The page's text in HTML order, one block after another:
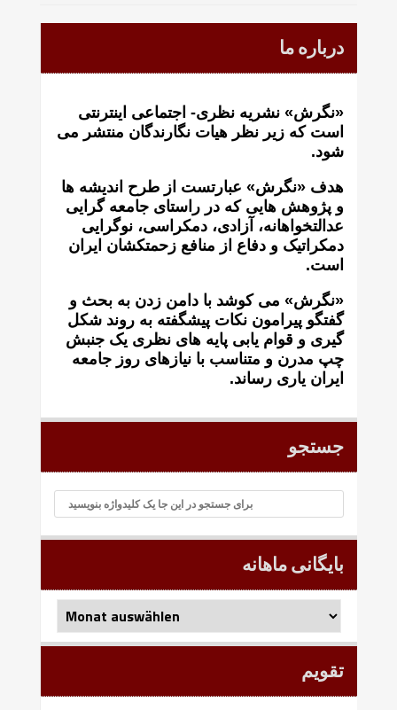
درباره ما
«نگرش» نشریه نظری- اجتماعی اینترنتی
است که زير نظر هيات نگارندگان منتشر می
شود.
هدف «نگرش» عبارتست از طرح انديشه ها
و پژوهش هايی که در راستای جامعه گرايی
عدالتخواهانه، آزادی، دمکراسی، نوگرايی
دمکراتيک و دفاع از منافع زحمتکشان ايران
است.
«نگرش» می کوشد با دامن زدن به بحث و
گفتگو پيرامون نکات پیشگفته به روند شکل
گيری و قوام يابی پايه های نظری يک جنبش
چپ مدرن و متناسب با نيازهای روز جامعه
ايران ياری رساند.
جستجو
بایگانی ماهانه
بایگانی
ماهانه
تقویم